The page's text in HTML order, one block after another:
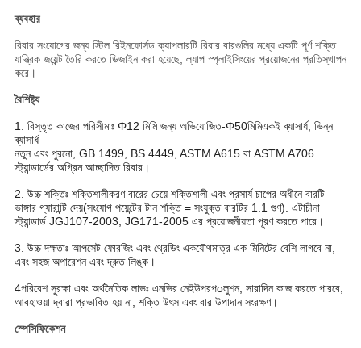
ব্যবহার
রিবার সংযোগের জন্য স্টিল রিইনফোর্সড ক্যাপলারটি রিবার বারগুলির মধ্যে একটি পূর্ণ শক্তি
যান্ত্রিক জয়েন্ট তৈরি করতে ডিজাইন করা হয়েছে, ল্যাপ স্প্লাইসিংয়ের প্রয়োজনের প্রতিস্থাপন
করে।
বৈশিষ্ট্য
1. বিস্তৃত কাজের পরিসীমাঃ Φ12 মিমি জন্য অভিযোজিত-Φ50মিমিএকই ব্যাসার্ধ, ভিন্ন
ব্যাসার্ধ
নতুন এবং পুরনো, GB 1499, BS 4449, ASTM A615 বা ASTM A706
স্ট্যান্ডার্ডের অগ্রিম আচ্ছাদিত রিবার।
2. উচ্চ শক্তিঃ শক্তিশালীকরণ বারের চেয়ে শক্তিশালী এবং প্রসার্য চাপের অধীনে বারটি
ভাঙ্গার গ্যারান্টি দেয়(সংযোগ পয়েন্টের টান শক্তি = সংযুক্ত বারটির 1.1 গুণ). এটাচীনা
স্ট্যান্ডার্ড JGJ107-2003, JG171-2005 এর প্রয়োজনীয়তা পূরণ করতে পারে।
3. উচ্চ দক্ষতাঃ আপসেট ফোরজিং এবং থ্রেডিং একযৌথমাত্র এক মিনিটের বেশি লাগবে না,
এবং সহজ অপারেশন এবং দ্রুত লিঙ্ক।
4পরিবেশ সুরক্ষা এবং অর্থনৈতিক লাভঃ এনভির নেইউপরপoলুশন, সারাদিন কাজ করতে পারবে,
আবহাওয়া দ্বারা প্রভাবিত হয় না, শক্তি উৎস এবং বার উপাদান সংরক্ষণ।
স্পেসিফিকেশন